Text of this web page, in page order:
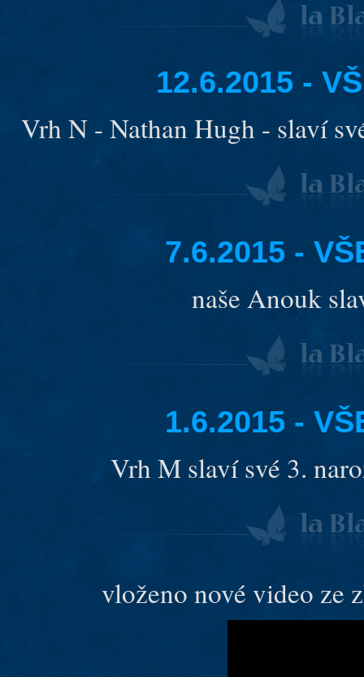
12.6.2015 -
Vrh N - Nathan Hugh - slaví
7.6.2015 -
naše Anouk
1.6.2015 -
Vrh M slaví své 3.
vloženo nové video ze